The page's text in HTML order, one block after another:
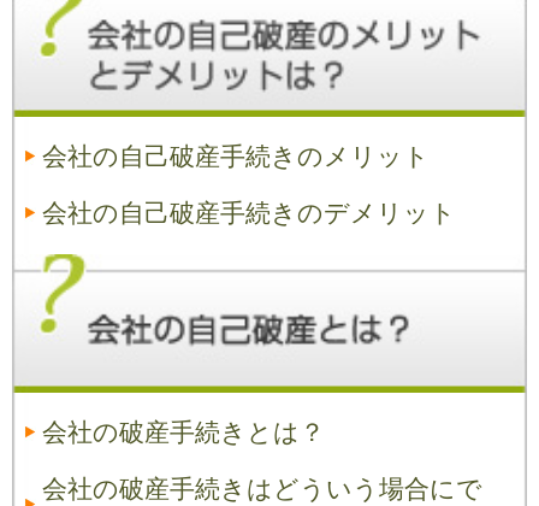
会社の自己破産手続きのメリット
会社の自己破産手続きのデメリット
会社の破産手続きとは？
会社の破産手続きはどういう場合にで